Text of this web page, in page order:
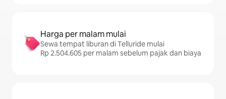
Harga per malam mulai
Sewa tempat liburan di Telluride mulai
Rp 2.504.605 per malam sebelum pajak dan biaya